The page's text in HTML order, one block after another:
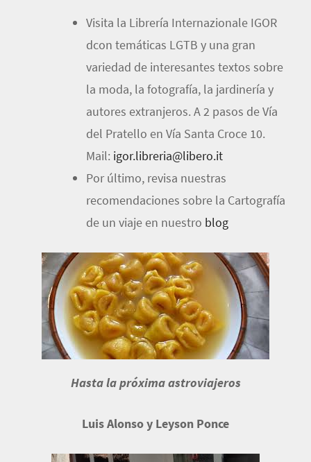
Visita la Librería Internazionale IGOR
dcon temáticas LGTB y una gran
variedad de interesantes textos sobre
la moda, la fotografía, la jardinería y
autores extranjeros. A 2 pasos de Vía
del Pratello en Vía Santa Croce 10.
Mail: igor.libreria@libero.it
Por último, revisa nuestras
recomendaciones sobre la Cartografía
de un viaje en nuestro blog
Hasta la próxima astroviajeros
Luis Alonso y Leyson Ponce